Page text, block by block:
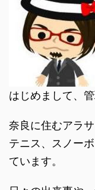
はじめまして、
奈良に住むアラサ
テニス、スノー
ています。